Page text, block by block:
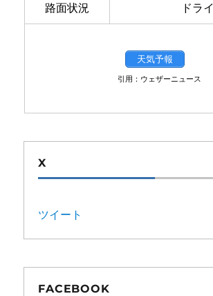
路面状況 ドライ
天気予報
引用：ウェザーニュース
X
ツイート
FACEBOOK